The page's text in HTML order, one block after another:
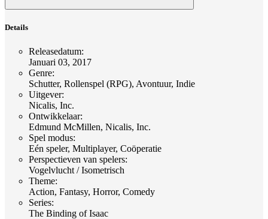
Details
Releasedatum:
Januari 03, 2017
Genre:
Schutter, Rollenspel (RPG), Avontuur, Indie
Uitgever:
Nicalis, Inc.
Ontwikkelaar:
Edmund McMillen, Nicalis, Inc.
Spel modus:
Eén speler, Multiplayer, Coöperatie
Perspectieven van spelers:
Vogelvlucht / Isometrisch
Theme:
Action, Fantasy, Horror, Comedy
Series:
The Binding of Isaac